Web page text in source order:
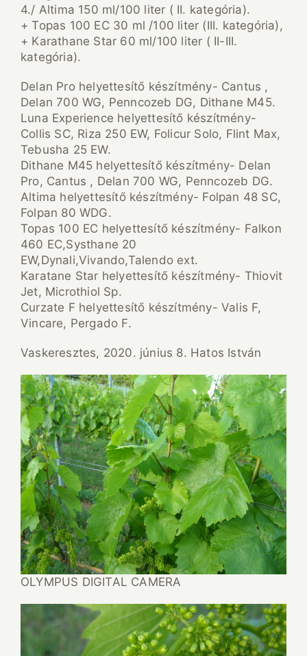
4./ Altima 150 ml/100 liter ( II. kategória).
+ Topas 100 EC 30 ml /100 liter (III. kategória),
+ Karathane Star 60 ml/100 liter ( II-III.
kategória).
Delan Pro helyettesítő készítmény- Cantus ,
Delan 700 WG, Penncozeb DG, Dithane M45.
Luna Experience helyettesítő készítmény-
Collis SC, Riza 250 EW, Folicur Solo, Flint Max,
Tebusha 25 EW.
Dithane M45 helyettesítő készítmény- Delan
Pro, Cantus , Delan 700 WG, Penncozeb DG.
Altima helyettesítő készítmény- Folpan 48 SC,
Folpan 80 WDG.
Topas 100 EC helyettesítő készítmény- Falkon
460 EC,Systhane 20
EW,Dynali,Vivando,Talendo ext.
Karatane Star helyettesítő készítmény- Thiovit
Jet, Microthiol Sp.
Curzate F helyettesítő készítmény- Valis F,
Vincare, Pergado F.
Vaskeresztes, 2020. június 8. Hatos István
OLYMPUS DIGITAL CAMERA